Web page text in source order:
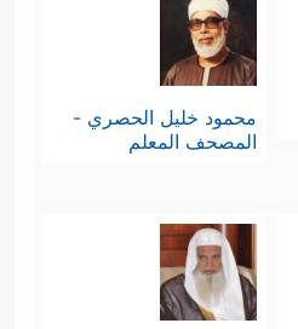
محمود خليل الحصري -
المصحف المعلم